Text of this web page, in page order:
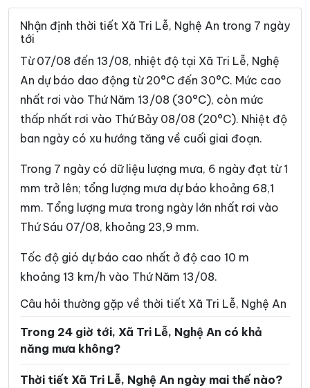
Xã Châu Tiến Xã Chiêu Lưu
Xã Đại Huệ Xã Diễn Châu
Xã Đô Lương Xã Đông Hiếu
Xã Đông Lộc Xã Đông Thành
Xã Giai Xuân Xã Hải Châu
Xã Hải Lộc Xã Hạnh Lâm
Xã Hoa Quân
Xã Hùng Chân Xã Hùng Châu
Xã Huồi Tụ Xã Hữu Khuông
Xã Hữu Kiệm
Xã Kim Bảng
Nhận định thời tiết Xã Tri Lễ, Nghệ An trong 7 ngày
tới
Từ 07/08 đến 13/08, nhiệt độ tại Xã Tri Lễ, Nghệ
An dự báo dao động từ 20°C đến 30°C. Mức cao
nhất rơi vào Thứ Năm 13/08 (30°C), còn mức
thấp nhất rơi vào Thứ Bảy 08/08 (20°C). Nhiệt độ
ban ngày có xu hướng tăng về cuối giai đoạn.
Trong 7 ngày có dữ liệu lượng mưa, 6 ngày đạt từ 1
mm trở lên; tổng lượng mưa dự báo khoảng 68,1
mm. Tổng lượng mưa trong ngày lớn nhất rơi vào
Thứ Sáu 07/08, khoảng 23,9 mm.
Tốc độ gió dự báo cao nhất ở độ cao 10 m
khoảng 13 km/h vào Thứ Năm 13/08.
Câu hỏi thường gặp về thời tiết Xã Tri Lễ, Nghệ An
Trong 24 giờ tới, Xã Tri Lễ, Nghệ An có khả
năng mưa không?
Thời tiết Xã Tri Lễ, Nghệ An ngày mai thế nào?